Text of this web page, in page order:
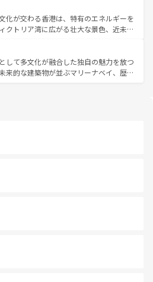
インミー、ベトナムコーヒーなどは、ぜ
い。どの地域を訪れてもあたたかい人々
くれるので、きっと忘れられない旅にな
いる。北部ではチェンマイなどの山岳地
い、南部ではプーケットやクラビの美し
ト気分を楽しむことができる。タイ料理
年中温暖で、どの季節にも異なる楽しみ
しみやすいタイの人々、仏教を中心とし
様な観光資源が、訪れる旅人を魅了し続
化が交わる香港は、特有のエネルギーを
クトリア湾に広がる壮大な景色、近未来
も感動するはず。観光スポットが密集し
見どころを回れるのも魅力。息をのむよ
的な体験まで、香港を存分に楽しみ尽く
して多文化が融合した独自の魅力を放つ
来的な建築物が並ぶマリーナベイ、歴史
地元の風情を楽しめる外せないスポット